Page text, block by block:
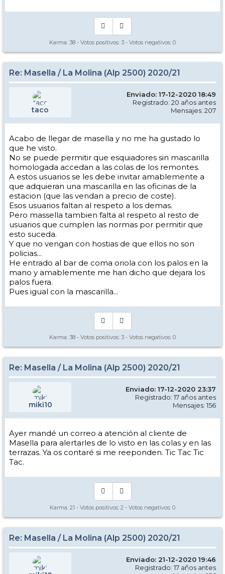
Karma: 38 - Votos positivos: 3 - Votos negativos: 0
Re: Masella / La Molina (Alp 2500) 2020/21
taco
Enviado: 17-12-2020 18:49
Registrado: 20 años antes
Mensajes: 207
Acabo de llegar de masella y no me ha gustado lo
que he visto.
No se puede permitir que esquiadores sin mascarilla
homologada accedan a las colas de los remontes.
A estos usuarios se les debe invitar amablemente a
que adquieran una mascarilla en las oficinas de la
estacion (que las vendan a precio de coste).
Esos usuarios faltan al respeto a los demas.
Pero massella tambien falta al respeto al resto de
usuarios que cumplen las normas por permitir que
esto suceda.
Y que no vengan con hostias de que ellos no son
policias...
He entrado al bar de coma oriola con los palos en la
mano y amablemente me han dicho que dejara los
palos fuera.
Pues igual con la mascarilla...
Karma: 38 - Votos positivos: 3 - Votos negativos: 0
Re: Masella / La Molina (Alp 2500) 2020/21
miki10
Enviado: 17-12-2020 23:37
Registrado: 17 años antes
Mensajes: 156
Ayer mandé un correo a atención al cliente de
Masella para alertarles de lo visto en las colas y en las
terrazas. Ya os contaré si me reeponden. Tic Tac Tic
Tac.
Karma: 21 - Votos positivos: 2 - Votos negativos: 0
Re: Masella / La Molina (Alp 2500) 2020/21
Enviado: 21-12-2020 19:46
Registrado: 17 años antes